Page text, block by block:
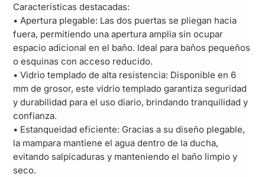
Características destacadas:
• Apertura plegable: Las dos puertas se pliegan hacia
fuera, permitiendo una apertura amplia sin ocupar
espacio adicional en el baño. Ideal para baños pequeños
o esquinas con acceso reducido.
• Vidrio templado de alta resistencia: Disponible en 6
mm de grosor, este vidrio templado garantiza seguridad
y durabilidad para el uso diario, brindando tranquilidad y
confianza.
• Estanqueidad eficiente: Gracias a su diseño plegable,
la mampara mantiene el agua dentro de la ducha,
evitando salpicaduras y manteniendo el baño limpio y
seco.